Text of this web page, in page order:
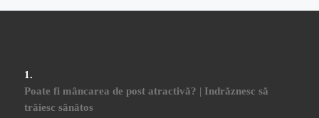
Poate fi mâncarea de post atractivă? | Indrăznesc să
trăiesc sănătos